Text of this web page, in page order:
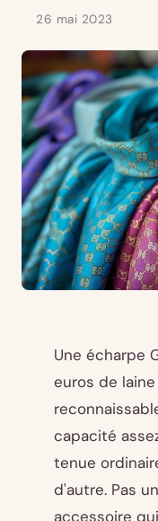
26 mai 2023
Une écharpe
euros de
capacité
tenue
d'autre. Pas
accessoire